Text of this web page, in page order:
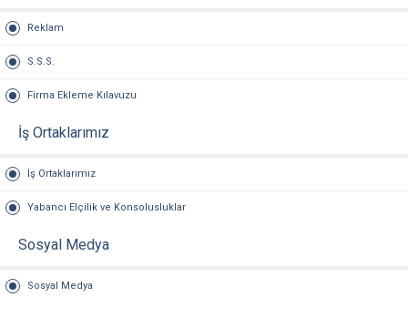
Reklam
S.S.S.
Firma Ekleme Kılavuzu
İş Ortaklarımız
İş Ortaklarımız
Yabancı Elçilik ve Konsolusluklar
Sosyal Medya
Sosyal Medya